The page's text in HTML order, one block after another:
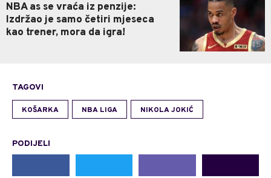
NBA as se vraća iz penzije:
Izdržao je samo četiri mjeseca
kao trener, mora da igra!
TAGOVI
KOŠARKA NBA LIGA NIKOLA JOKIĆ
PODIJELI